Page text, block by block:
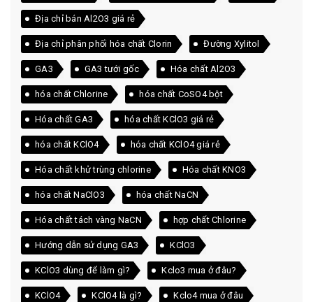
Địa chỉ bán Al2O3 giá rẻ
Địa chỉ phân phối hóa chất Clorin Đường Xylitol
GA3 GA3 tưới gốc Hóa chất Al2O3
hóa chất Chlorine hóa chất CoSO4 bột
Hóa chất GA3 hóa chất KClO3 giá rẻ
hóa chất KClO4 hóa chất KClO4 giá rẻ
Hóa chất khử trùng chlorine Hóa chất KNO3
hóa chất NaClO3 hóa chất NaCN
Hóa chất tách vàng NaCN hợp chất Chlorine
Hướng dẫn sử dụng GA3 KClO3
KClO3 dùng để làm gì? Kclo3 mua ở đâu?
KClO4 KClO4 là gì? Kclo4 mua ở đâu